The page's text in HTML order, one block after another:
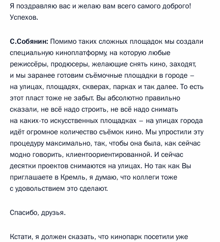
Я поздравляю вас и желаю вам всего самого доброго!
Успехов.
С.Собянин: Помимо таких сложных площадок мы создали
специальную киноплатформу, на которую любые
режиссёры, продюсеры, желающие снять кино, заходят,
и мы заранее готовим съёмочные площадки в городе –
на улицах, площадях, скверах, парках и так далее. То есть
этот пласт тоже не забыт. Вы абсолютно правильно
сказали, не всё надо строить, не всё надо снимать
на каких-то искусственных площадках – на улицах города
идёт огромное количество съёмок кино. Мы упростили эту
процедуру максимально, так, чтобы она была, как сейчас
модно говорить, клиентоориентированной. И сейчас
десятки проектов снимаются на улицах. Но так как Вы
приглашаете в Кремль, я думаю, что коллеги тоже
с удовольствием это сделают.
Спасибо, друзья.
Кстати, я должен сказать, что кинопарк посетили уже